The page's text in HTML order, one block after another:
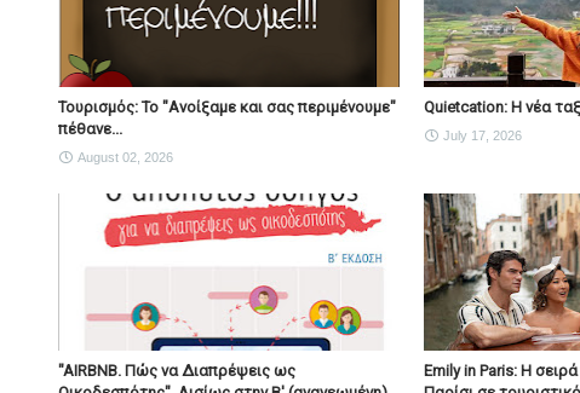
Τουρισμός: Το "Ανοίξαμε και σας περιμένουμε"
πέθανε...
August 02, 2026
Quietcation: Η νέα
July 17, 2026
"AIRBNB. Πώς να Διαπρέψεις ως
Emily in Paris: Η